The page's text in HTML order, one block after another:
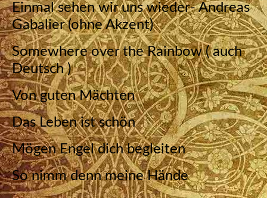
Einmal sehen wir uns wieder- Andreas
Gabalier (ohne Akzent)
Somewhere over the Rainbow ( auch
Deutsch )
Von guten Mächten
Das Leben ist schön
Mögen Engel dich begleiten
So nimm denn meine Hände